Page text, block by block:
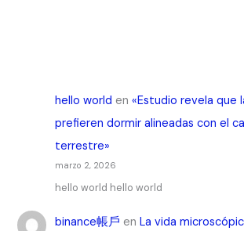
hello world en «Estudio revela que
prefieren dormir alineadas con el
terrestre»
marzo 2, 2026
hello world hello world
binance帳戶 en La vida